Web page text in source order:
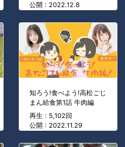
公開 : 2022.12.8
知ろう!食べよう!高松ごじ
まん給食第1話 牛肉編
再生 : 5,102回
公開 : 2022.11.29